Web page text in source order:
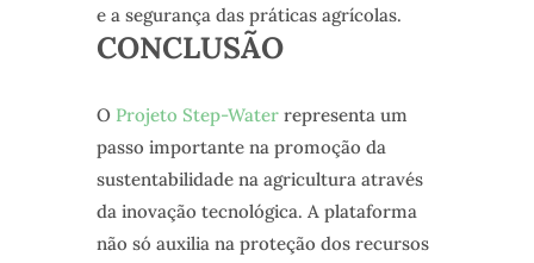
e a segurança das práticas agrícolas.
CONCLUSÃO
O Projeto Step-Waterrepresenta um
passo importante na promoção da
sustentabilidade na agricultura através
da inovação tecnológica. A plataforma
não só auxilia na proteção dos recursos